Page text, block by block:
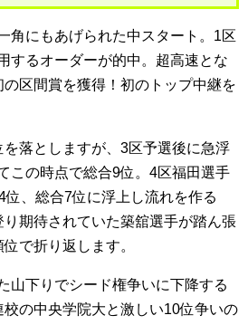
角にもあげられた中スタート。1区
するオーダーが的中。超高速とな
区間賞を獲得！初のトップ中継を
落としますが、3区予選後に急浮
この時点で総合9位。4区福田選手
、総合7位に浮上し流れを作る
期待されていた築舘選手が踏ん張
で折り返します。
山下りでシード権争いに下降する
の中央学院大と激しい10位争いの